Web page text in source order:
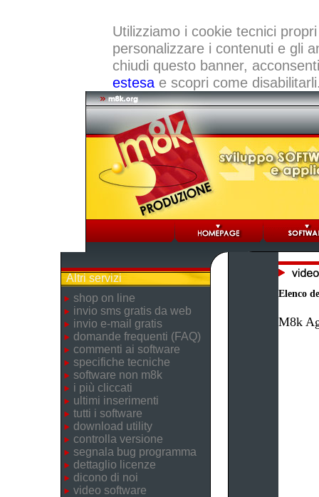
Utilizziamo i cookie tecnici
personalizzare i contenuti e gli
chiudi questo banner,
estesae scopri come
Altri servizi
shop on line
invio sms gratis da web
invio e-mail gratis
domande frequenti (FAQ)
commenti ai software
specifiche tecniche
software non m8k
i più cliccati
ultimi inserimenti
tutti i software
download utility
controlla versione
segnala bug programma
dettaglio licenze
dicono di noi
video software
Elenco
M8k